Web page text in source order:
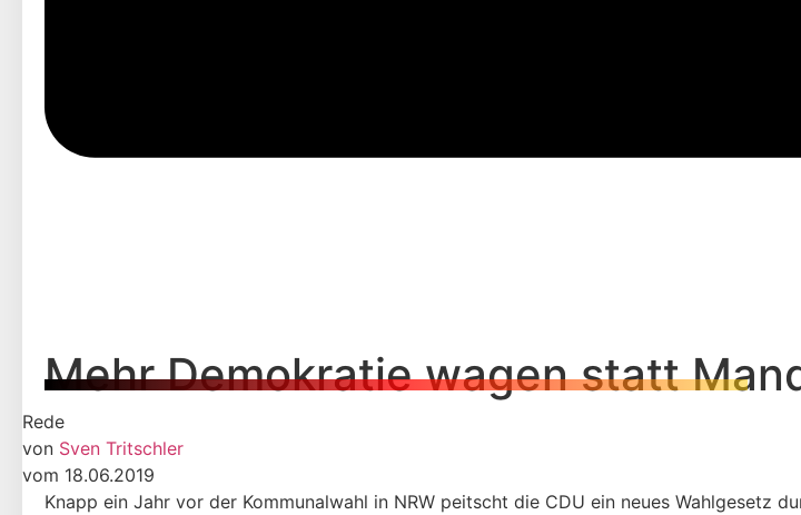
Mehr Demokratie wagen statt
Rede
von Sven Tritschler
vom 18.06.2019
Knapp ein Jahr vor der Kommunalwahl in NRW peitscht die CDU ein neues Wahlgesetz